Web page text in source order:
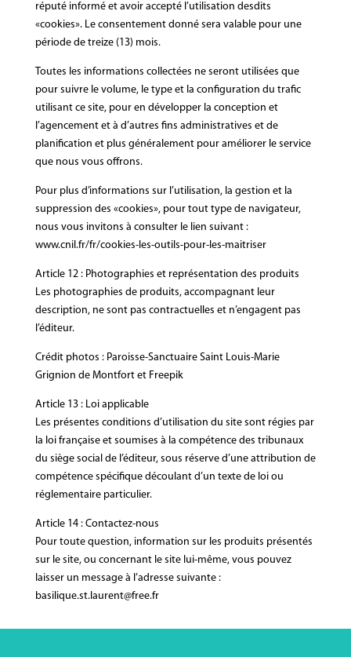
réputé informé et avoir accepté l’utilisation desdits
«cookies». Le consentement donné sera valable pour une
période de treize (13) mois.
Toutes les informations collectées ne seront utilisées que
pour suivre le volume, le type et la configuration du trafic
utilisant ce site, pour en développer la conception et
l’agencement et à d’autres fins administratives et de
planification et plus généralement pour améliorer le service
que nous vous offrons.
Pour plus d’informations sur l’utilisation, la gestion et la
suppression des «cookies», pour tout type de navigateur,
nous vous invitons à consulter le lien suivant :
www.cnil.fr/fr/cookies-les-outils-pour-les-maitriser
Article 12 : Photographies et représentation des produits
Les photographies de produits, accompagnant leur
description, ne sont pas contractuelles et n’engagent pas
l’éditeur.
Crédit photos : Paroisse-Sanctuaire Saint Louis-Marie
Grignion de Montfort et Freepik
Article 13 : Loi applicable
Les présentes conditions d’utilisation du site sont régies par
la loi française et soumises à la compétence des tribunaux
du siège social de l’éditeur, sous réserve d’une attribution de
compétence spécifique découlant d’un texte de loi ou
réglementaire particulier.
Article 14 : Contactez-nous
Pour toute question, information sur les produits présentés
sur le site, ou concernant le site lui-même, vous pouvez
laisser un message à l’adresse suivante :
basilique.st.laurent@free.fr